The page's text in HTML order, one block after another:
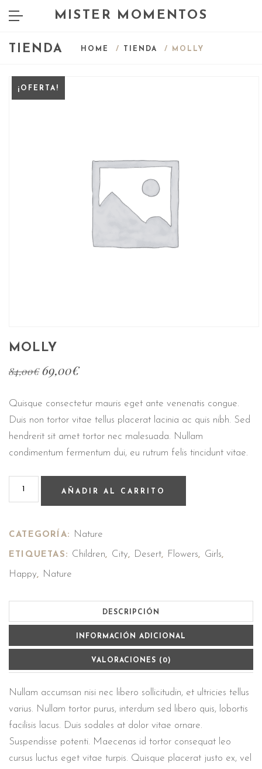
MISTER MOMENTOS
TIENDA HOME / TIENDA / MOLLY
¡OFERTA!
MOLLY
84,00€ 69,00€
Quisque consectetur mauris eget ante venenatis congue.
Duis non tortor vitae tellus placerat lacinia ac quis nibh. Sed
hendrerit sit amet tortor nec malesuada. Nullam
condimentum fermentum dui, eu rutrum felis tincidunt vitae.
AÑADIR AL CARRITO
CATEGORÍA: Nature
ETIQUETAS: Children, City, Desert, Flowers, Girls,
Happy, Nature
DESCRIPCIÓN
INFORMACIÓN ADICIONAL
VALORACIONES (0)
Nullam accumsan nisi nec libero sollicitudin, et ultricies tellus
varius. Nullam tortor purus, interdum sed libero quis, lobortis
facilisis lacus. Duis sodales at dolor vitae ornare.
Suspendisse potenti. Maecenas id tortor consequat leo
cursus luctus eget vitae turpis. Quisque placerat justo ex, vel